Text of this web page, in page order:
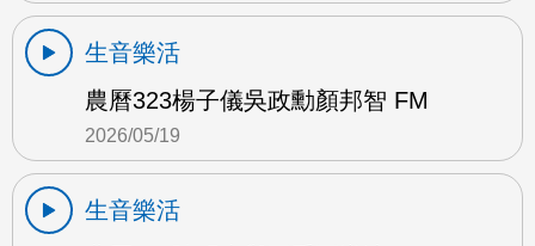
生音樂活
農曆323楊子儀吳政勳顏邦智 FM
2026/05/19
生音樂活